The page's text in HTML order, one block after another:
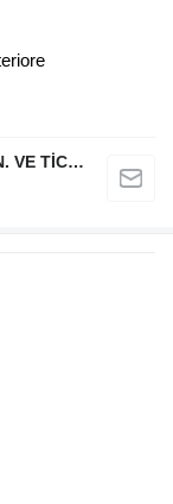
DURMUŞ ÖZGÜL OTOMOTİV İTH. İHR. SAN. VE TİC. A.Ş